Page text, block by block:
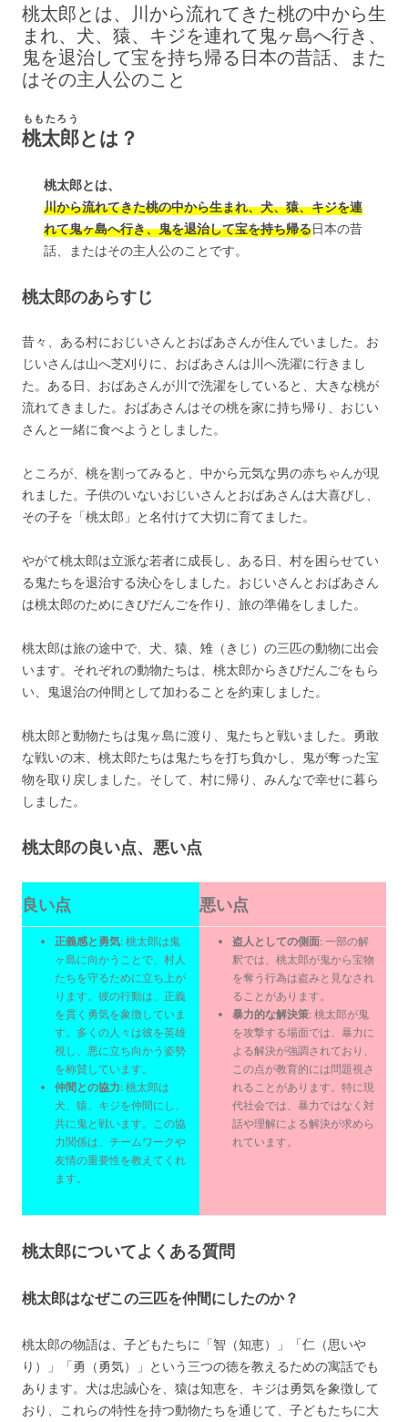
桃太郎とは、川から流れてきた桃の中から生
まれ、犬、猿、キジを連れて鬼ヶ島へ行き、
鬼を退治して宝を持ち帰る日本の昔話、また
はその主人公のこと
桃太郎
ももたろう
とは？
桃太郎とは、
川から流れてきた桃の中から生まれ、犬、猿、キジを連
れて鬼ヶ島へ行き、鬼を退治して宝を持ち帰る日本の昔
話、またはその主人公のことです。
桃太郎のあらすじ
昔々、ある村におじいさんとおばあさんが住んでいました。お
じいさんは山へ芝刈りに、おばあさんは川へ洗濯に行きまし
た。ある日、おばあさんが川で洗濯をしていると、大きな桃が
流れてきました。おばあさんはその桃を家に持ち帰り、おじい
さんと一緒に食べようとしました。
ところが、桃を割ってみると、中から元気な男の赤ちゃんが現
れました。子供のいないおじいさんとおばあさんは大喜びし、
その子を「桃太郎」と名付けて大切に育てました。
やがて桃太郎は立派な若者に成長し、ある日、村を困らせてい
る鬼たちを退治する決心をしました。おじいさんとおばあさん
は桃太郎のためにきびだんごを作り、旅の準備をしました。
桃太郎は旅の途中で、犬、猿、雉（きじ）の三匹の動物に出会
います。それぞれの動物たちは、桃太郎からきびだんごをもら
い、鬼退治の仲間として加わることを約束しました。
桃太郎と動物たちは鬼ヶ島に渡り、鬼たちと戦いました。勇敢
な戦いの末、桃太郎たちは鬼たちを打ち負かし、鬼が奪った宝
物を取り戻しました。そして、村に帰り、みんなで幸せに暮ら
しました。
桃太郎の良い点、悪い点
良い点 悪い点
正義感と勇気: 桃太郎は鬼
ヶ島に向かうことで、村人
たちを守るために立ち上が
ります。彼の行動は、正義
を貫く勇気を象徴していま
す。多くの人々は彼を英雄
視し、悪に立ち向かう姿勢
を称賛しています。
仲間との協力: 桃太郎は
犬、猿、キジを仲間にし、
共に鬼と戦います。この協
力関係は、チームワークや
友情の重要性を教えてくれ
ます。
盗人としての側面: 一部の解
釈では、桃太郎が鬼から宝物
を奪う行為は盗みと見なされ
ることがあります。
暴力的な解決策: 桃太郎が鬼
を攻撃する場面では、暴力に
よる解決が強調されており、
この点が教育的には問題視さ
れることがあります。特に現
代社会では、暴力ではなく対
話や理解による解決が求めら
れています。
桃太郎についてよくある質問
桃太郎はなぜこの三匹を仲間にしたのか？
桃太郎の物語は、子どもたちに「智（知恵）」「仁（思いや
り）」「勇（勇気）」という三つの徳を教えるための寓話でも
あります。犬は忠誠心を、猿は知恵を、キジは勇気を象徴して
おり、これらの特性を持つ動物たちを通じて、子どもたちに大